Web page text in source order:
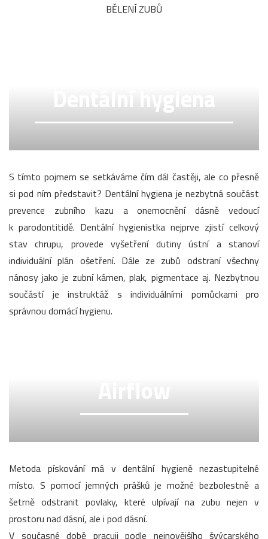
BĚLENÍ ZUBŮ
S tímto pojmem se setkáváme čím dál častěji, ale co přesně
si pod ním představit? Dentální hygiena je nezbytná součást
prevence zubního kazu a onemocnění dásně vedoucí
k parodontitidě. Dentální hygienistka nejprve zjistí celkový
stav chrupu, provede vyšetření dutiny ústní a stanoví
individuální plán ošetření. Dále ze zubů odstraní všechny
nánosy jako je zubní kámen, plak, pigmentace aj. Nezbytnou
součástí je instruktáž s individuálními pomůckami pro
správnou domácí hygienu.
Dentální hygiena
Airflow
Metoda pískování má v dentální hygieně nezastupitelné
místo. S pomocí jemných prášků je možné bezbolestně a
šetrně odstranit povlaky, které ulpívají na zubu nejen v
prostoru nad dásní, ale i pod dásní.
V současné době pracuji podle nejnovějšího švýcarského